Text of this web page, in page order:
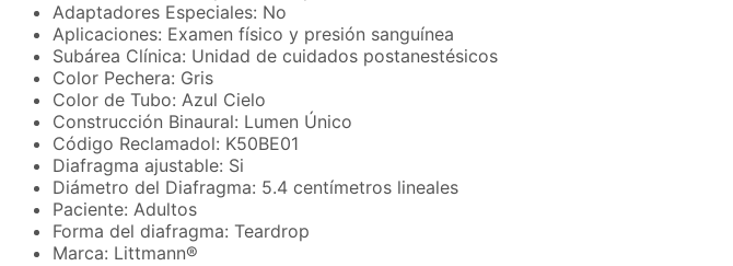
Adaptadores Especiales: No
Aplicaciones: Examen físico y presión sanguínea
Subárea Clínica: Unidad de cuidados postanestésicos
Color Pechera: Gris
Color de Tubo: Azul Cielo
Construcción Binaural: Lumen Único
Código Reclamadol: K50BE01
Diafragma ajustable: Si
Diámetro del Diafragma: 5.4 centímetros lineales
Paciente: Adultos
Forma del diafragma: Teardrop
Marca: Littmann®